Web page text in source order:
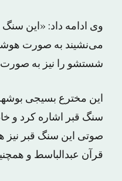
وی ادامه داد: «این
می‌نشیند به صورت
شستشو را نیز به صورت
این مخترع بسیجی
سنگ قبر اشاره کرد و
صوتی این سنگ قبر
قرآن عبدالباسط و